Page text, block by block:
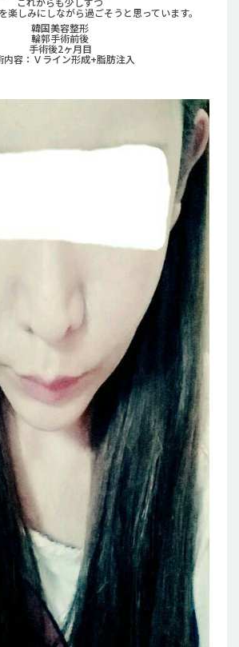
楽しみにしながら過ごそうと思っています。
韓国美容整形
輪郭手術前後
手術後2ヶ月目
内容：Ｖライン形成+脂肪注入